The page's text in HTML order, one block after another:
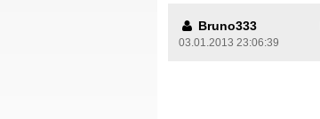
Bruno333
03.01.2013 23:06:39